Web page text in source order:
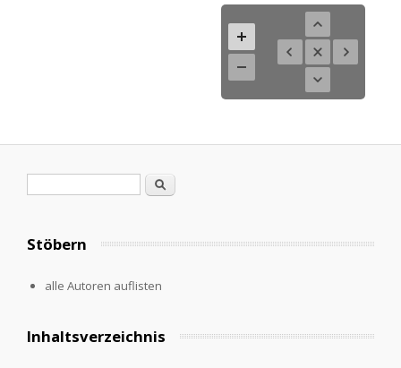
Suche
Stöbern
alle Autoren auflisten
Inhaltsverzeichnis